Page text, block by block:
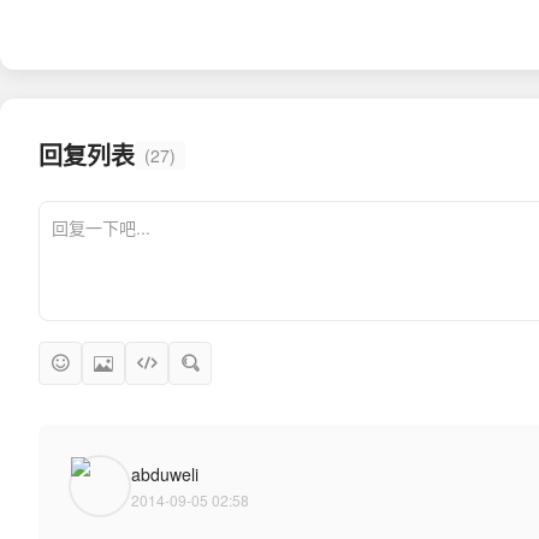
回复列表 (27)
abduweli
2014-09-05 02:58